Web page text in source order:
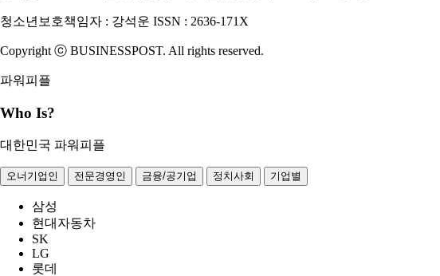
청소년보호책임자 : 강석운 ISSN : 2636-171X
Copyright ⓒ BUSINESSPOST. All rights reserved.
Who Is?
대한민국 파워피플
오너기업인 전문경영인 금융/공기업 정치사회 기업별
삼성
현대자동차
SK
LG
롯데